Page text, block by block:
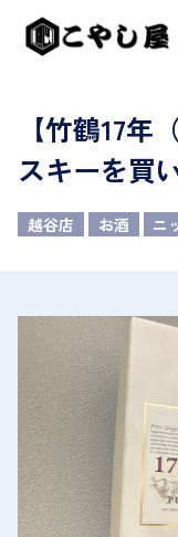
【竹鶴17
スキーを買
越谷店 お酒 ニ